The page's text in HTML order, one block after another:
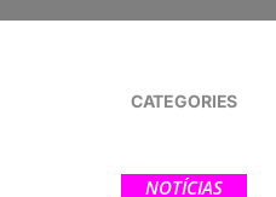
CATEGORIES
NOTÍCIAS